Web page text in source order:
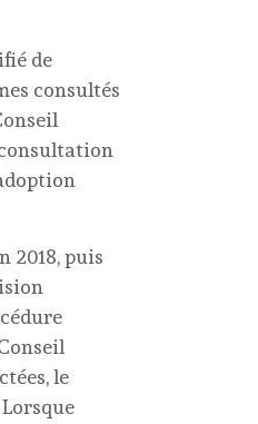
de
consultés
2018, puis
le